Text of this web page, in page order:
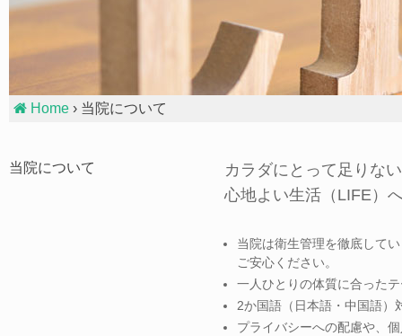
Home › 当院について
当院について
カラダにとって足りな
心地よい生活（LIFE）
当院は衛生管理を徹底して
ご安心ください。
一人ひとりの体質に合った
2か国語（日本語・中国語）
プライバシーへの配慮や、